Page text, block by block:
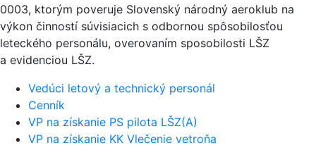
0003, ktorým poveruje Slovenský národný aeroklub na
výkon činností súvisiacich s odbornou spôsobilosťou
leteckého personálu, overovaním sposobilosti LŠZ
a evidenciou LŠZ.
Vedúci letový a technický personál
Cenník
VP na získanie PS pilota LŠZ(A)
VP na získanie KK Vlečenie vetroňa